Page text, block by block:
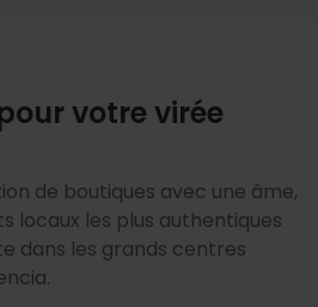
votre virée
de boutiques avec une âme,
locaux les plus authentiques
dans les grands centres